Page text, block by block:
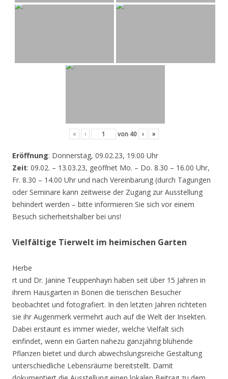
« ‹ von 40 › »
Eröffnung: Donnerstag, 09.02.23, 19.00 Uhr
Zeit: 09.02. – 13.03.23, geöffnet Mo. – Do. 8.30 – 16.00 Uhr,
Fr. 8.30 – 14.00 Uhr und nach Vereinbarung (durch Tagungen
oder Seminare kann zeitweise der Zugang zur Ausstellung
behindert werden – bitte informieren Sie sich vor einem
Besuch sicherheitshalber bei uns!
Vielfältige Tierwelt im heimischen Garten
Herbe
rt und Dr. Janine Teuppenhayn haben seit über 15 Jahren in
ihrem Hausgarten in Bönen die tierischen Besucher
beobachtet und fotografiert. In den letzten Jahren richteten
sie ihr Augenmerk vermehrt auch auf die Welt der Insekten.
Dabei erstaunt es immer wieder, welche Vielfalt sich
einfindet, wenn ein Garten nahezu ganzjährig blühende
Pflanzen bietet und durch abwechslungsreiche Gestaltung
unterschiedliche Lebensräume bereitstellt. Damit